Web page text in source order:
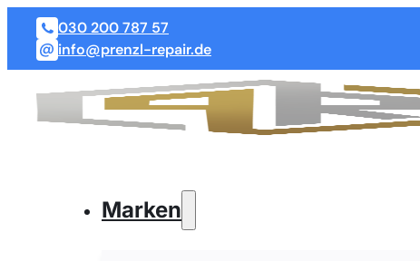
030 200 787 57
info@prenzl-repair.de
Marken